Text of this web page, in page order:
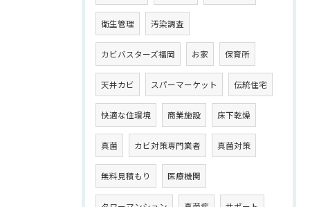
衛生管理 汚染調査
カビバスターズ福岡 お家 保育所
天井カビ スパーマーケット 伝統住宅
快適な住環境 商業施設 床下乾燥
真菌 カビ対策専門業者 真菌対策
無料見積もり 医療機関